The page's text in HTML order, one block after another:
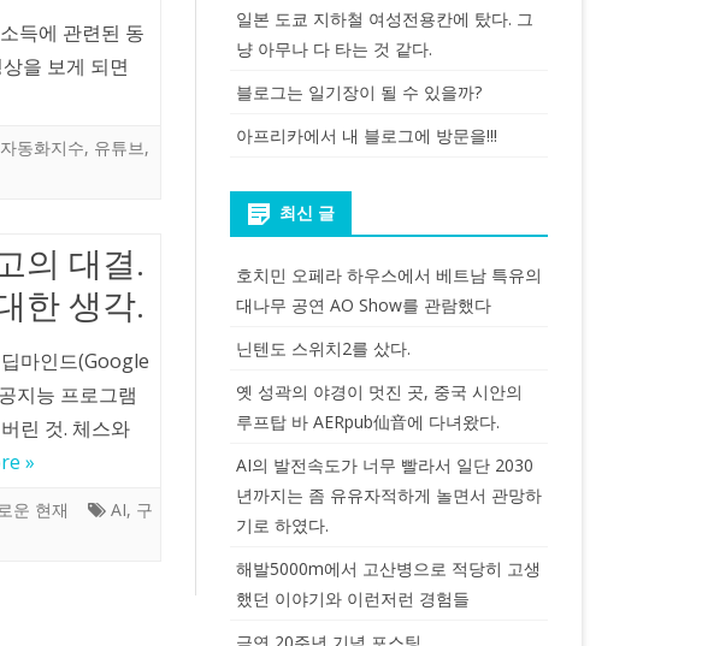
득에 관련된 동
을 보게 되면
동화지수, 유튜브,
의 대결.
한 생각.
마인드(Google
지능 프로그램
린 것. 체스와
»
운 현재 AI, 구
일본 도쿄 지하철 여성전용칸에 탔다. 그
냥 아무나 다 타는 것 같다.
블로그는 일기장이 될 수 있을까?
아프리카에서 내 블로그에 방문을!!!
최신 글
호치민 오페라 하우스에서 베트남 특유의
대나무 공연 AO Show를 관람했다
닌텐도 스위치2를 샀다.
옛 성곽의 야경이 멋진 곳, 중국 시안의
루프탑 바 AERpub仙音에 다녀왔다.
AI의 발전속도가 너무 빨라서 일단 2030
년까지는 좀 유유자적하게 놀면서 관망하
기로 하였다.
해발5000m에서 고산병으로 적당히 고생
했던 이야기와 이런저런 경험들